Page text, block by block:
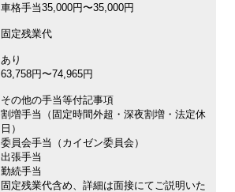
車格手当35,000円〜35,000円
固定残業代
あり
63,758円〜74,965円
その他の手当等付記事項
割増手当（固定時間外超・深夜割増・法定休
日）
委員会手当（カイゼン委員会）
出張手当
勤続手当
固定残業代含め、詳細は面接にてご説明いた